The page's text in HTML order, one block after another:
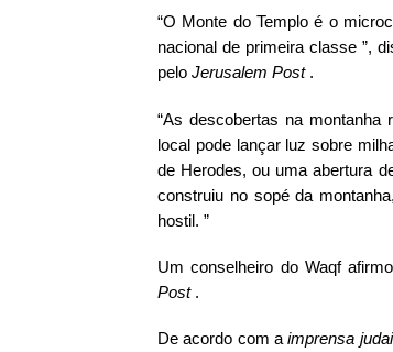
“O Monte do Templo é o
nacional de primeira classe”,
pelo Jerusalem Post.
“As descobertas na
local pode lançar luz sobre
de Herodes, ou uma abertura
construiu no sopé da
hostil. ”
Um conselheiro do Waqf
Post.
De acordo com aimprensa